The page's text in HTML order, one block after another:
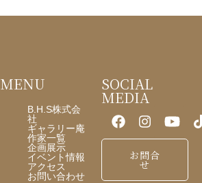
b
k
MENU
B.H.S株式会
社
ギャラリー庵
作家一覧
企画展示
イベント情報
アクセス
お問い合わせ
SOCIAL
MEDIA
お問合
せ